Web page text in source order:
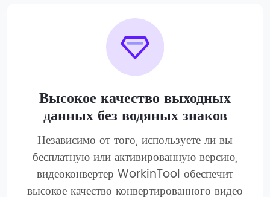
Высокое качество выходных
данных без водяных знаков
Независимо от того, используете ли вы
бесплатную или активированную версию,
видеоконвертер WorkinTool обеспечит
высокое качество конвертированного видео